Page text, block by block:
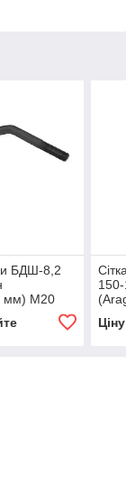
БДШ-8,2
мм) М20